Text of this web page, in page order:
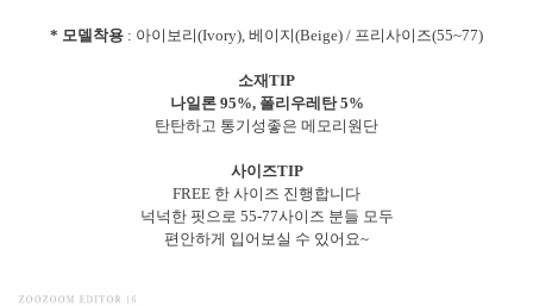
* 모델착용 : 아이보리(Ivory), 베이지(Beige) / 프리사이즈(55~77)
소재TIP
나일론 95%, 폴리우레탄 5%
탄탄하고 통기성좋은 메모리원단
사이즈TIP
FREE 한 사이즈 진행합니다
넉넉한 핏으로 55-77사이즈 분들 모두
편안하게 입어보실 수 있어요~